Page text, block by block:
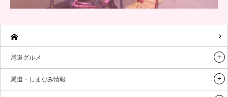
尾道グルメ
尾道・しまなみ情報